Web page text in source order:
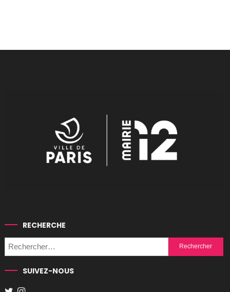
RECHERCHE
Rechercher :
SUIVEZ-NOUS